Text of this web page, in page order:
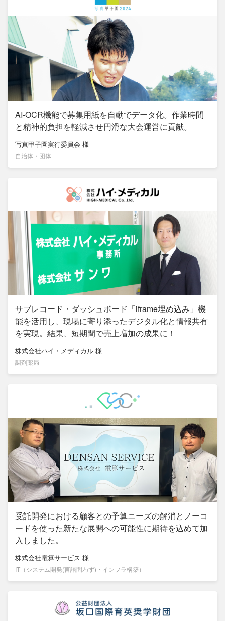
AI‐OCR機能で募集用紙を自動でデータ化。作業時間
と精神的負担を軽減させ円滑な大会運営に貢献。
写真甲子園実行委員会 様
自治体・団体
サブレコード・ダッシュボード「iframe埋め込み」機
能を活用し、現場に寄り添ったデジタル化と情報共有
を実現。結果、短期間で売上増加の成果に！
株式会社ハイ・メディカル 様
調剤薬局
受託開発における顧客との予算ニーズの解消とノーコ
ードを使った新たな展開への可能性に期待を込めて加
入しました。
株式会社電算サービス 様
IT（システム開発(言語問わず)・インフラ構築）